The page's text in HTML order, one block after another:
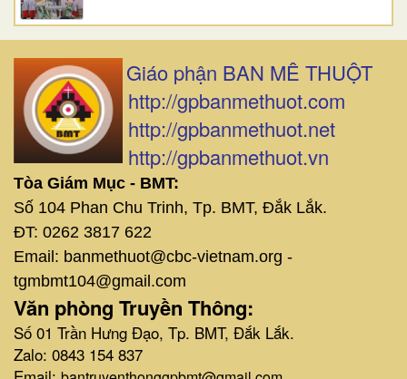
Giáo phận BAN MÊ THUỘT
http://gpbanmethuot.com
http://gpbanmethuot.net
http://gpbanmethuot.vn
Tòa Giám Mục - BMT:
Số 104 Phan Chu Trinh, Tp. BMT, Đắk Lắk.
ĐT: 0262 3817 622
Email: banmethuot@cbc-vietnam.org -
tgmbmt104@gmail.com
Văn phòng Truyền Thông:
Số 01 Trần Hưng Đạo, Tp. BMT, Đắk Lắk.
Zalo: 0843 154 837